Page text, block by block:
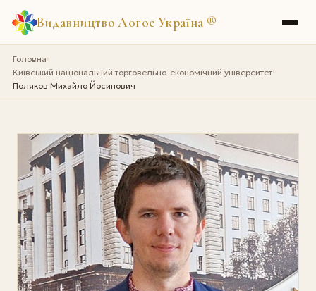
Видавництво Логос Україна ®
Головна›
Київський національний торговельно-економічний університет›
Поляков Михайло Йосипович